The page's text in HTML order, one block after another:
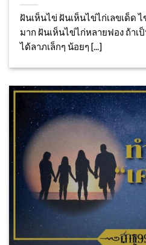
ฝันเห็นไข่ ฝันเห็นไข่ไก่เลขเด็ด
มาก ฝันเห็นไข่ไก่หลายฟอง ถ้าเ
ได้ลาภเล็กๆ น้อยๆ [...]